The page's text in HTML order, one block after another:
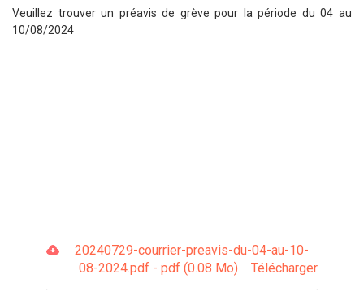
Veuillez trouver un préavis de grève pour la période du 04 au
10/08/2024
20240729-courrier-preavis-du-04-au-10-
08-2024.pdf - pdf (0.08 Mo)
Télécharger